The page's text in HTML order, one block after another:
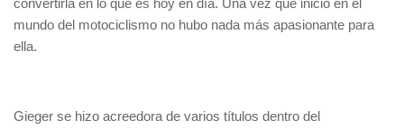
convertirla en lo que es hoy en día. Una vez que inició en el
mundo del motociclismo no hubo nada más apasionante para
ella.
Gieger se hizo acreedora de varios títulos dentro del